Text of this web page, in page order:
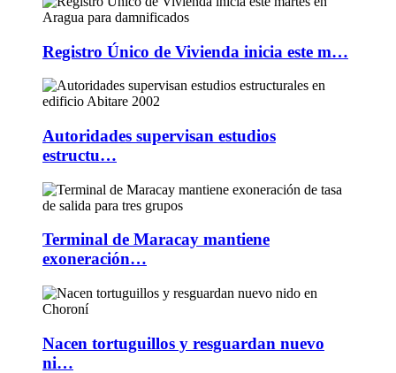
Registro Único de Vivienda inicia este m…
Autoridades supervisan estudios
estructu…
Terminal de Maracay mantiene
exoneración…
Nacen tortuguillos y resguardan nuevo
ni…